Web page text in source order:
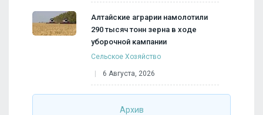
Алтайские аграрии намолотили
290 тысяч тонн зерна в ходе
уборочной кампании
Сельское Хозяйство
6 Августа, 2026
Архив